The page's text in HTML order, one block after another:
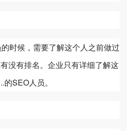
时候，需要了解这个人之前做过
没有排名。企业只有详细了解这
SEO人员。